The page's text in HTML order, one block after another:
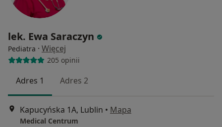
lek. Ewa Saraczyn
Pediatra · Więcej
205 opinii
Adres 1 Adres 2
Kapucyńska 1A, Lublin • Mapa
Medical Centrum